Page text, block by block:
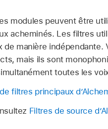
modules peuvent être
acheminés. Les filtres
manière indépendante.
mais ils sont
toutes les
filtres principaux
Filtres de source